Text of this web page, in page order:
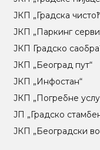
ЈКП „Градска
ЈКП „Паркинг
ЈКП Градско
ЈКП „Београд пут“
ЈКП „Инфостан“
ЈКП „Погребне
ЈП „Градско
ЈКП „Београдски